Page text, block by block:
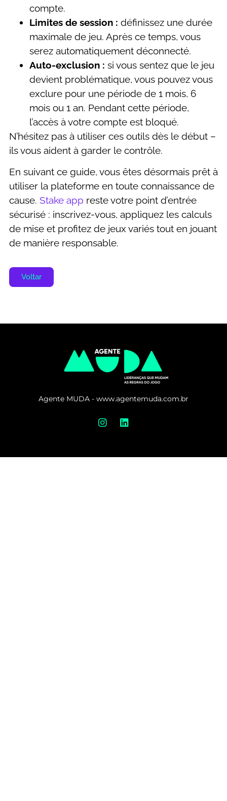
compte.
Limites de session : définissez une durée
maximale de jeu. Après ce temps, vous
serez automatiquement déconnecté.
Auto-exclusion : si vous sentez que le jeu
devient problématique, vous pouvez vous
exclure pour une période de 1 mois, 6
mois ou 1 an. Pendant cette période,
l’accès à votre compte est bloqué.
N’hésitez pas à utiliser ces outils dès le début –
ils vous aident à garder le contrôle.
En suivant ce guide, vous êtes désormais prêt à
utiliser la plateforme en toute connaissance de
cause. Stake app reste votre point d’entrée
sécurisé : inscrivez-vous, appliquez les calculs
de mise et profitez de jeux variés tout en jouant
de manière responsable.
Voltar
Agente MUDA - www.agentemuda.com.br